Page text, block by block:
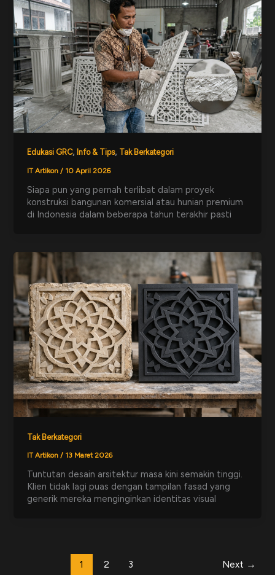
Edukasi GRC, Info & Tips, Tak Berkategori
IT Artikon/ 10 April 2026
Siapa pun yang pernah terlibat dalam proyek
konstruksi bangunan komersial atau hunian premium
di Indonesia dalam beberapa tahun terakhir pasti
Tak Berkategori
IT Artikon/ 13 Maret 2026
Tuntutan desain arsitektur masa kini semakin tinggi.
Klien tidak lagi puas dengan tampilan fasad yang
generik mereka menginginkan identitas visual
1 2 3 Next →